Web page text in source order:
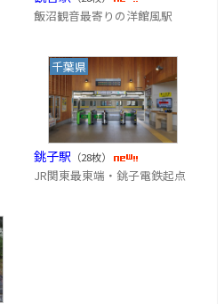
飯沼観音最寄りの洋館風駅
千葉県
銚子駅 （28枚）
JR関東最東端・銚子電鉄起点